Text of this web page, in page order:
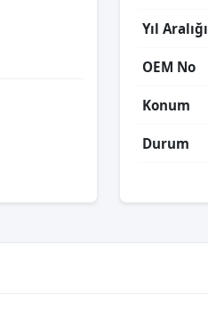
Yıl Aralığı
OEM No
Konum
Durum